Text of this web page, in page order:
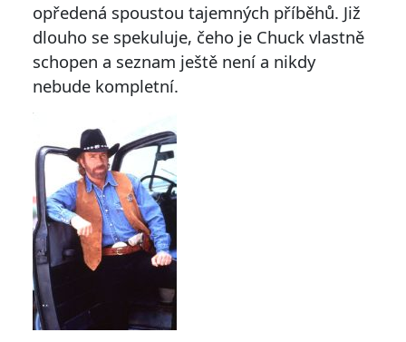
opředená spoustou tajemných příběhů. Již
dlouho se spekuluje, čeho je Chuck vlastně
schopen a seznam ještě není a nikdy
nebude kompletní.